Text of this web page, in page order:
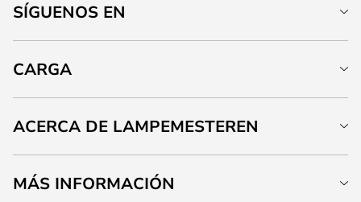
SÍGUENOS EN
CARGA
ACERCA DE LAMPEMESTEREN
MÁS INFORMACIÓN